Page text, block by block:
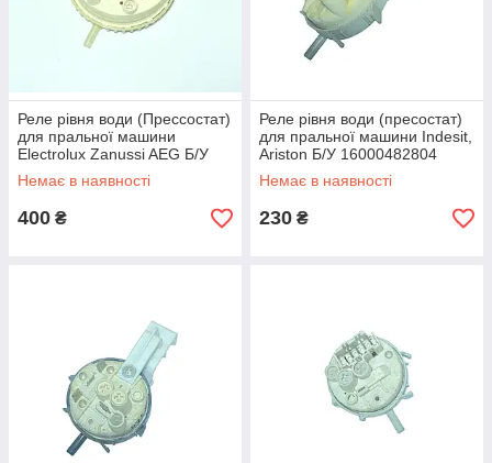
Реле рівня води (Прессостат)
для пральної машини
Electrolux Zanussi AEG Б/У
142902082
Немає в наявності
400 ₴
Реле рівня води (пресостат)
для пральної машини Indesit,
Ariston Б/У 16000482804
Немає в наявності
230 ₴